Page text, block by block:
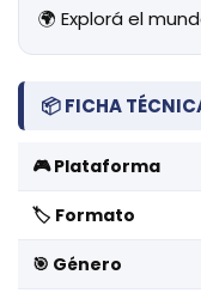
🌍 Explorá el
📦 FICHA
🎮 Plataforma
🏷️ Formato
🎯 Género